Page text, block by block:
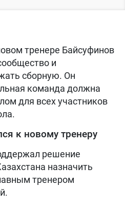
тренере Байсуфинов
и
сборную. Он
команда должна
для всех участников
к новому тренеру
решение
назначить
тренером